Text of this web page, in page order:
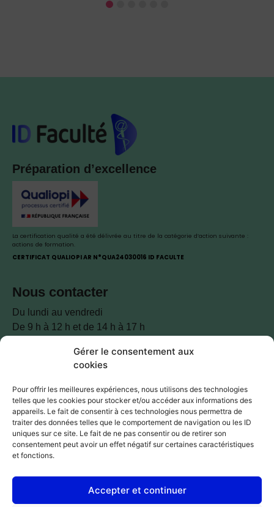
Gérer le consentement aux
cookies
Pour offrir les meilleures expériences, nous utilisons des technologies
telles que les cookies pour stocker et/ou accéder aux informations des
appareils. Le fait de consentir à ces technologies nous permettra de
traiter des données telles que le comportement de navigation ou les ID
uniques sur ce site. Le fait de ne pas consentir ou de retirer son
consentement peut avoir un effet négatif sur certaines caractéristiques
et fonctions.
Accepter et continuer
Préparation d’excellence
La certification qualité a été délivrée au titre de la catégorie d’action suivante :
actions de formation.
CERTIFICAT QUALIOPI AR N°QUA24030016 ID FACULTE
Nous contacter
Du lundi au vendredi
De 9 h à 12 h et de 14 h à 17 h
07 81 85 35 88
Nos réseaux